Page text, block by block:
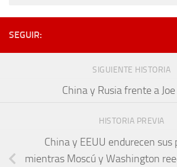
SEGUIR:
SIGUIENTE HISTORIA
China y Rusia frente a
HISTORIA PREVIA
China y EEUU endurecen sus
mientras Moscú y Washington